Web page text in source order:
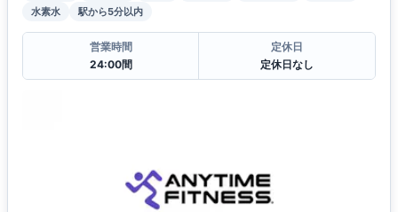
水素水
駅から5分以内
営業時間
24:00間
定休日
定休日なし